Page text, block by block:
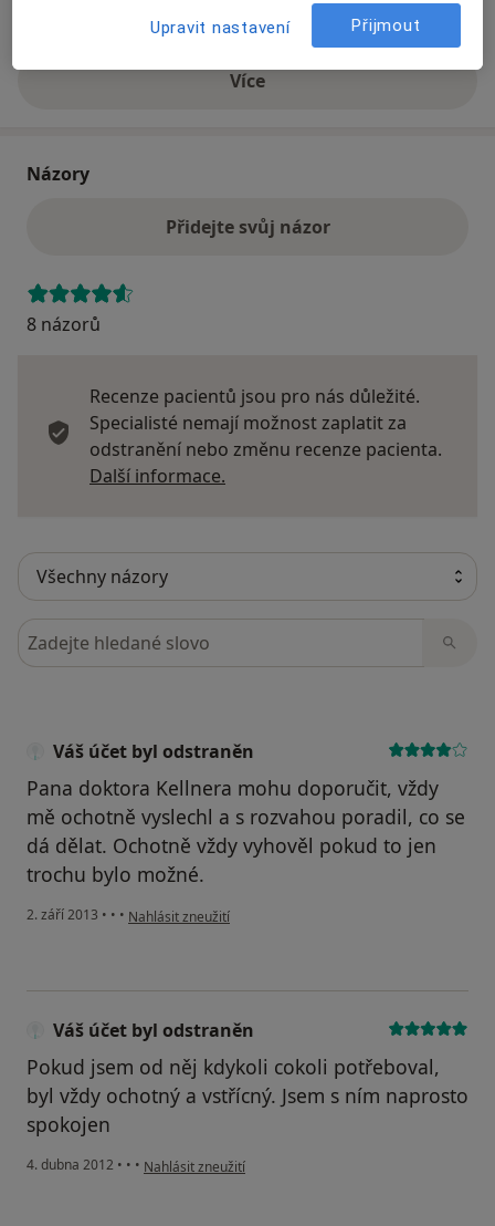
Víceo adrese
Názory
Přidejte svůj názor
8 názorů
Recenze pacientů jsou pro nás důležité.
Specialisté nemají možnost zaplatit za
odstranění nebo změnu recenze pacienta.
Další informace.
Hledejte v názorech
Váš účet byl odstraněn
Pana doktora Kellnera mohu doporučit, vždy
mě ochotně vyslechl a s rozvahou poradil, co se
dá dělat. Ochotně vždy vyhověl pokud to jen
trochu bylo možné.
2. září 2013 • • • podle názoru uživatele Váš účet byl odstraněn
Nahlásit zneužití
Váš účet byl odstraněn
Pokud jsem od něj kdykoli cokoli potřeboval,
byl vždy ochotný a vstřícný. Jsem s ním naprosto
spokojen
4. dubna 2012 • • • podle názoru uživatele Váš účet byl odstraněn
Nahlásit zneužití
Upravit nastavení Přijmout